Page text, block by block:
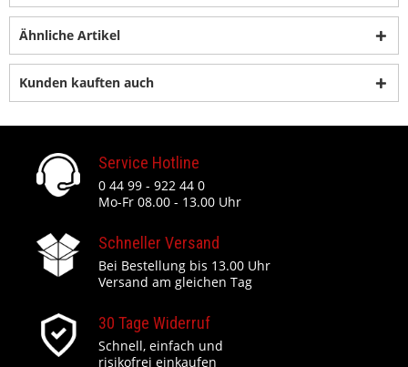
Ähnliche Artikel
Kunden kauften auch
Service Hotline
0 44 99 - 922 44 0
Mo-Fr 08.00 - 13.00 Uhr
Schneller Versand
Bei Bestellung bis 13.00 Uhr
Versand am gleichen Tag
30 Tage Widerruf
Schnell, einfach und
risikofrei einkaufen